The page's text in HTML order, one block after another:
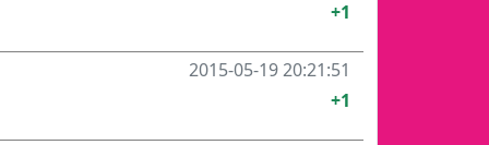
+1
2015-05-19 20:21:51
+1